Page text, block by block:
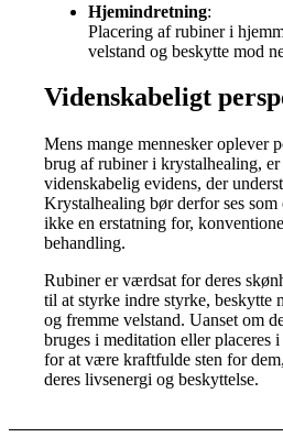
Hjemindretning:
Placering af rubiner i
velstand og beskytte mod
Videnskabeligt
Mens mange mennesker oplever
brug af rubiner i krystalhealing, er
videnskabelig evidens, der
Krystalhealing bør derfor ses
ikke en erstatning for,
behandling.
Rubiner er værdsat for deres
til at styrke indre styrke, beskytte
og fremme velstand. Uanset om
bruges i meditation eller placeres
for at være kraftfulde sten for
deres livsenergi og beskyttelse.